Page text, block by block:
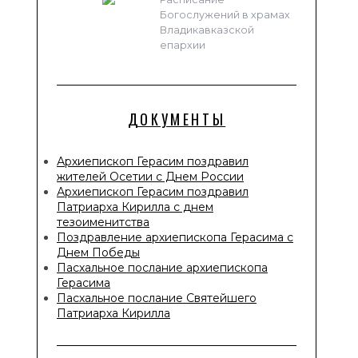
Богослужений в храмах
Владикавказской
епархии
ДОКУМЕНТЫ
Архиепископ Герасим поздравил
жителей Осетии с Днем России
Архиепископ Герасим поздравил
Патриарха Кирилла с днем
тезоименитства
Поздравление архиепископа Герасима с
Днем Победы
Пасхальное послание архиепископа
Герасима
Пасхальное послание Святейшего
Патриарха Кирилла